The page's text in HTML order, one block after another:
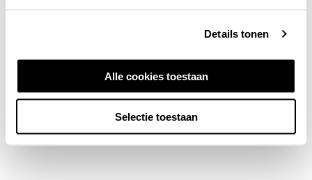
Details tonen
Alle cookies toestaan
Selectie toestaan